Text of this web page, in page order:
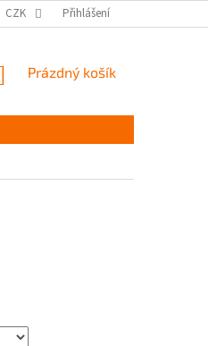
JAK PEČOVAT O OBUV
CZK Přihlášení
NÁKUPNÍ
Prázdný košík